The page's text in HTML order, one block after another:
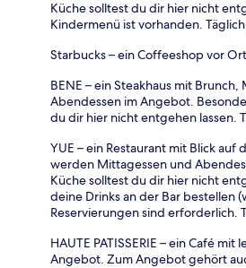
Küche solltest du dir hier nicht
Kindermenü ist vorhanden.
Starbucks – ein Coffeeshop vor
BENE – ein Steakhaus mit
Abendessen im Angebot.
du dir hier nicht entgehen lassen.
YUE – ein Restaurant mit Blick
werden Mittagessen und
Küche solltest du dir hier nicht
deine Drinks an der Bar bestellen
Reservierungen sind erforderlich.
HAUTE PATISSERIE – ein Café
Angebot. Zum Angebot gehört